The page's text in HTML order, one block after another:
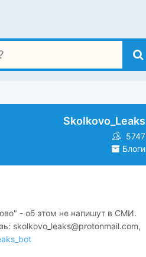
Skolkovo_Leaks
5747
Блоги
- об этом не напишут в СМИ.
skolkovo_leaks@protonmail.com,